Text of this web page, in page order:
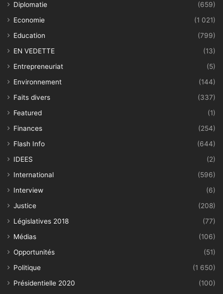
Diplomatie
(659)
Economie
(1 021)
Education
(799)
EN VEDETTE
(13)
Entrepreneuriat
(5)
Environnement
(144)
Faits divers
(337)
Featured
(1)
Finances
(254)
Flash Info
(644)
IDEES
(2)
International
(596)
Interview
(6)
Justice
(208)
Législatives 2018
(77)
Médias
(106)
Opportunités
(51)
Politique
(1 650)
Présidentielle 2020
(100)